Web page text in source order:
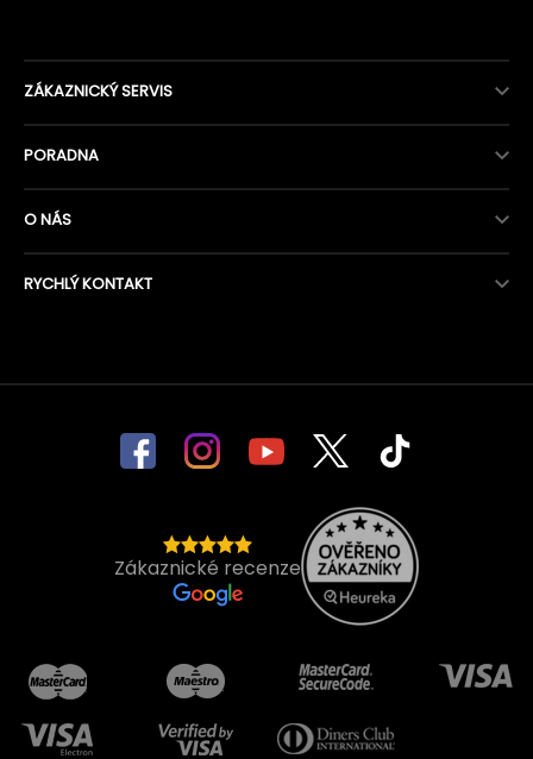
ZÁKAZNICKÝ SERVIS
PORADNA
O NÁS
RYCHLÝ KONTAKT
Zákaznické recenze